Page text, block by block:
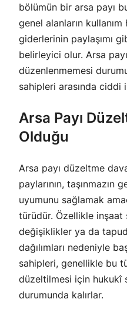
bölümün bir arsa payı
genel alanların kullanım
giderlerinin paylaşımı
belirleyici olur. Arsa
düzenlenmemesi
sahipleri arasında
Arsa Payı
Olduğu
Arsa payı düzeltme
paylarının, taşınmazın
uyumunu sağlamak
türüdür. Özellikle inşaat
değişiklikler ya da
dağılımları nedeniyle
sahipleri, genellikle bu
düzeltilmesi için hukukî
durumunda kalırlar.